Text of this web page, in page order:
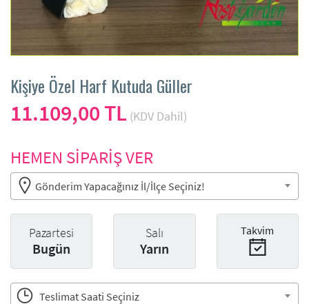
Kişiye Özel Harf Kutuda Güller
11.109,00 TL (KDV Dahil)
HEMEN SİPARİŞ VER
Gönderim Yapacağınız İl/İlçe Seçiniz!
Pazartesi
Bugün
Salı
Yarın
Takvim
Teslimat Saati Seçiniz